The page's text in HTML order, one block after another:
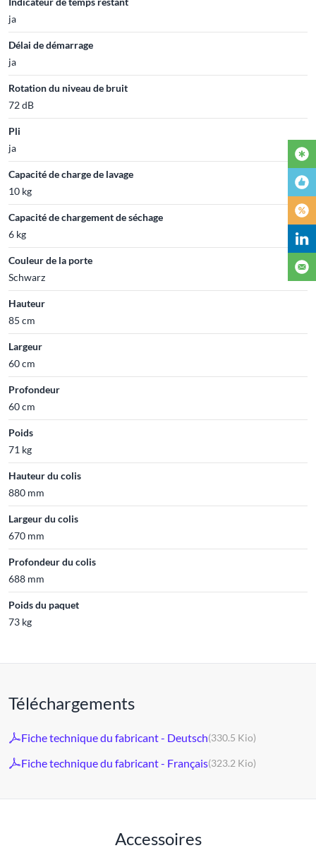
ja
Délai de démarrage
ja
Rotation du niveau de bruit
72 dB
Pli
ja
Capacité de charge de lavage
10 kg
Capacité de chargement de séchage
6 kg
Couleur de la porte
Schwarz
Hauteur
85 cm
Largeur
60 cm
Profondeur
60 cm
Poids
71 kg
Hauteur du colis
880 mm
Largeur du colis
670 mm
Profondeur du colis
688 mm
Poids du paquet
73 kg
Téléchargements
Fiche technique du fabricant - Deutsch(330.5 Kio)
Fiche technique du fabricant - Français(323.2 Kio)
Accessoires